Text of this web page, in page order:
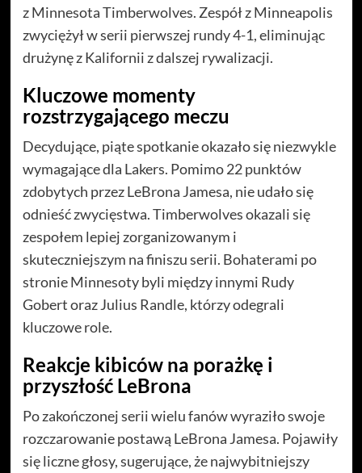
z Minnesota Timberwolves. Zespół z Minneapolis
zwyciężył w serii pierwszej rundy 4-1, eliminując
drużynę z Kalifornii z dalszej rywalizacji.
Kluczowe momenty
rozstrzygającego meczu
Decydujące, piąte spotkanie okazało się niezwykle
wymagające dla Lakers. Pomimo 22 punktów
zdobytych przez LeBrona Jamesa, nie udało się
odnieść zwycięstwa. Timberwolves okazali się
zespołem lepiej zorganizowanym i
skuteczniejszym na finiszu serii. Bohaterami po
stronie Minnesoty byli między innymi Rudy
Gobert oraz Julius Randle, którzy odegrali
kluczowe role.
Reakcje kibiców na porażkę i
przyszłość LeBrona
Po zakończonej serii wielu fanów wyraziło swoje
rozczarowanie postawą LeBrona Jamesa. Pojawiły
się liczne głosy, sugerujące, że najwybitniejszy